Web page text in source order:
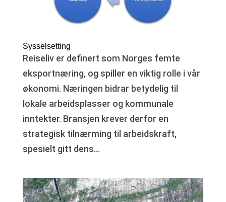
Sysselsetting
Reiseliv er definert som Norges femte
eksportnæring, og spiller en viktig rolle i vår
økonomi. Næringen bidrar betydelig til
lokale arbeidsplasser og kommunale
inntekter. Bransjen krever derfor en
strategisk tilnærming til arbeidskraft,
spesielt gitt dens...